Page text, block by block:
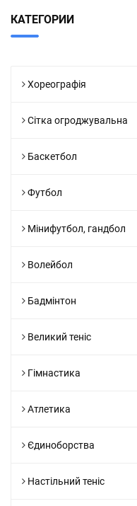
КАТЕГОРИИ
Хореографія
Сітка огроджувальна
Баскетбол
Футбол
Мінифутбол, гандбол
Волейбол
Бадмінтон
Великий теніс
Гімнастика
Атлетика
Єдиноборства
Настільний теніс